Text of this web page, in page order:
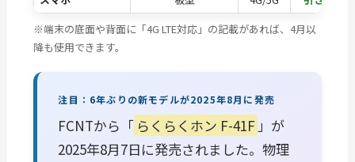
※端末の底面や背面に「4G LTE対応」の記載があれば、4月以
降も使用できます。
注目：6年ぶりの新モデルが2025年8月に発売
FCNTから「 らくらくホン F-41F 」が
2025年8月7日に発売されました。物理